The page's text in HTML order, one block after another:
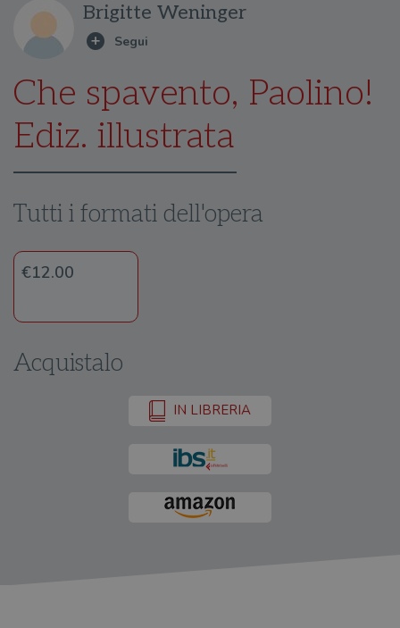
Brigitte Weninger
Che spavento, Paolino!
Ediz. illustrata
Tutti i formati dell'opera
€12.00
Acquistalo
IN LIBRERIA